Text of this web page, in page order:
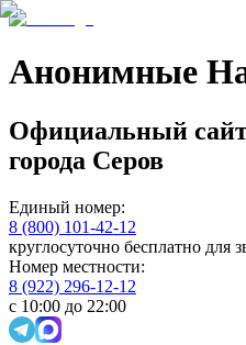
Анонимные
Официальный
города Серов
Единый номер:
8 (800) 101-42-12
круглосуточно бесплатно для
Номер местности:
8 (922) 296-12-12
с 10:00 до 22:00